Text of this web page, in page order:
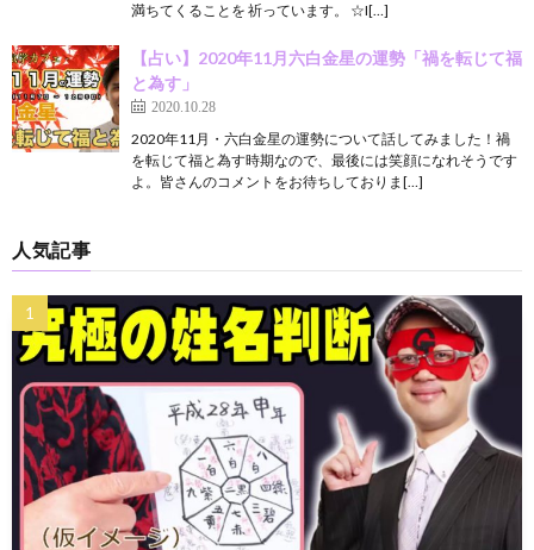
満ちてくることを 祈っています。 ☆I[…]
【占い】2020年11月六白金星の運勢「禍を転じて福
と為す」
2020.10.28
2020年11月・六白金星の運勢について話してみました！禍
を転じて福と為す時期なので、最後には笑顔になれそうです
よ。皆さんのコメントをお待ちしておりま[…]
人気記事